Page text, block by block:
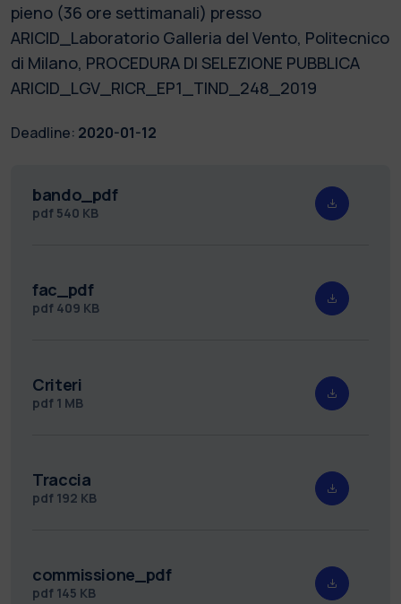
pieno (36 ore settimanali) presso
ARICID_Laboratorio Galleria del Vento, Politecnico
di Milano, PROCEDURA DI SELEZIONE PUBBLICA
ARICID_LGV_RICR_EP1_TIND_248_2019
Deadline: 2020-01-12
bando_pdf
pdf 540 KB
fac_pdf
pdf 409 KB
Criteri
pdf 1 MB
Traccia
pdf 192 KB
commissione_pdf
pdf 145 KB